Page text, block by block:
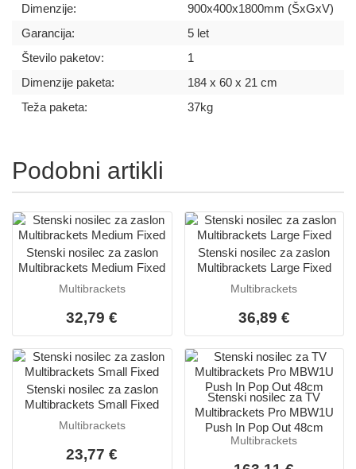
Dimenzije:
900x400x1800mm (ŠxGxV)
Garancija:
5 let
Število paketov:
1
Dimenzije paketa:
184 x 60 x 21 cm
Teža paketa:
37kg
Podobni artikli
Stenski nosilec za zaslon
Multibrackets Medium Fixed
Multibrackets
32,79 €
Stenski nosilec za zaslon
Multibrackets Large Fixed
Multibrackets
36,89 €
Stenski nosilec za zaslon
Multibrackets Small Fixed
Multibrackets
23,77 €
Stenski nosilec za TV
Multibrackets Pro MBW1U
Push In Pop Out 48cm
Multibrackets